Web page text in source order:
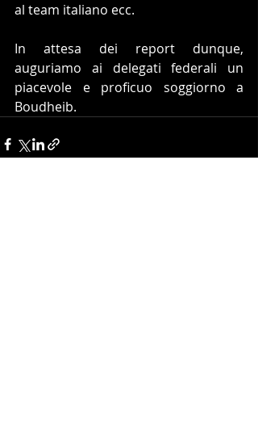
al team italiano ecc.
In attesa dei report dunque,
auguriamo ai delegati federali un
piacevole e proficuo soggiorno a
Boudheib.